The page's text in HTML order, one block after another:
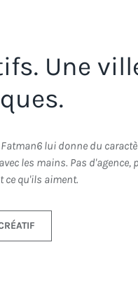
Une
lui donne du
les mains. Pas d'agence,
ce qu'ils aiment.